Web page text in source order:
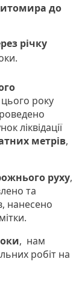
до
річку
року
ліквідації
метрів,
руху,
та
нанесено
, нам
робіт на